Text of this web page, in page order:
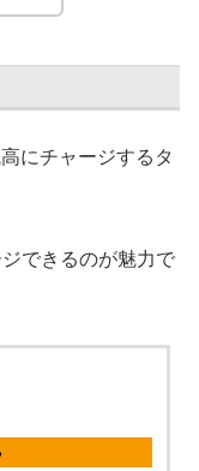
にチャージするタ
できるのが魅力で